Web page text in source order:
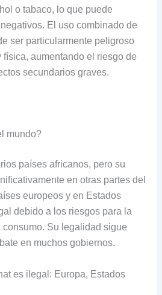
o tabaco, lo que puede
El uso combinado de
ser particularmente peligroso
física, aumentando el riesgo de
secundarios graves.
mundo?
países africanos, pero su
en otras partes del
europeos y en Estados
debido a los riesgos para la
Su legalidad sigue
en muchos gobiernos.
es ilegal: Europa, Estados